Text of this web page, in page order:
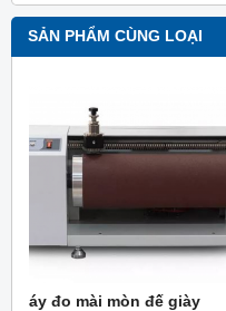
SẢN PHẨM CÙNG LOẠI
áy đo mài mòn đế giày